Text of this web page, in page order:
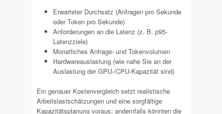
Erwarteter Durchsatz (Anfragen pro Sekunde
oder Token pro Sekunde)
Anforderungen an die Latenz (z. B. p95-
Latenzziele)
Monatliches Anfrage- und Tokenvolumen
Hardwareauslastung (wie nahe Sie an der
Auslastung der GPU-/CPU-Kapazität sind)
Ein genauer Kostenvergleich setzt realistische
Arbeitslastschätzungen und eine sorgfältige
Kapazitätsplanung voraus; andernfalls könnten die